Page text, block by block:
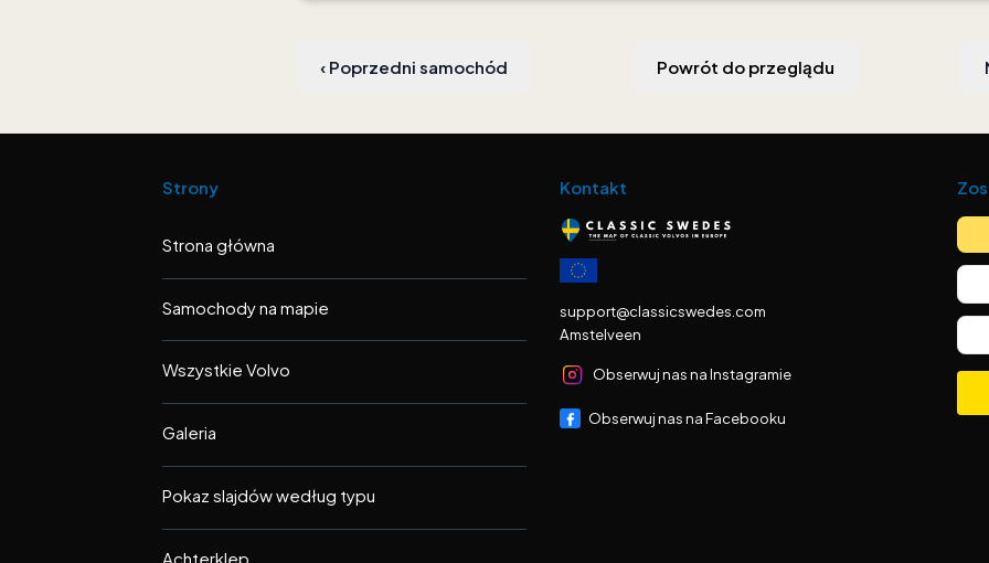
‹ Poprzedni samochód Powrót do przeglądu
Strony
Strona główna
Samochody na mapie
Wszystkie Volvo
Galeria
Pokaz slajdów według typu
Achterklep
Kontakt
support@classicswedes.com
Amstelveen
Obserwuj nas na Instagramie
Obserwuj nas na Facebooku